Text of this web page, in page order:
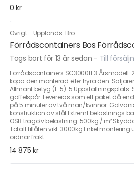
0 kr
Övrigt · Upplands-Bro
Förrådscontainers Bos
Togs bort för 13 år sedan - Till
Förrådscontainers SC3000LE3 Årsmodell:
köpa den monterad eller hyra den.
Allmänt betyg (1-5): 5
gaffelspår. Levereras som ett paket då
på 5 minuter av två män/kvinnor.
konstruktion av stål Extremt belastnings
OSB trägolv belastning: 500kg / m²
Totalt tillåten vikt: 3000kg Enkel montering
ordnar frakt.
14 875 kr